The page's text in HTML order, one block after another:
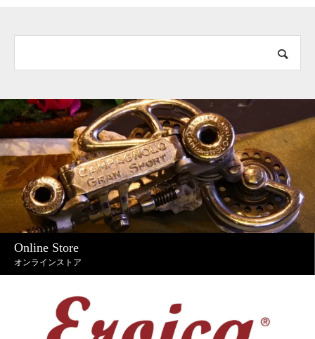
Online Store
オンラインストア